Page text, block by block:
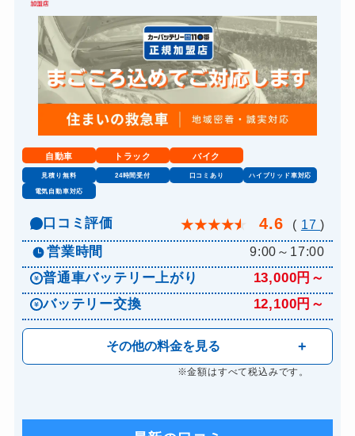
自動車 トラック バイク
見積り無料 24時間受付 口コミあり ハイブリッド車対応
電気自動車対応
口コミ評価 ★★★★★ 4.6 ( 17)
営業時間 9:00～17:00
普通車バッテリー上がり
13,000円～
バッテリー交換
12,100円～
その他の料金を見る
※金額はすべて税込みです。